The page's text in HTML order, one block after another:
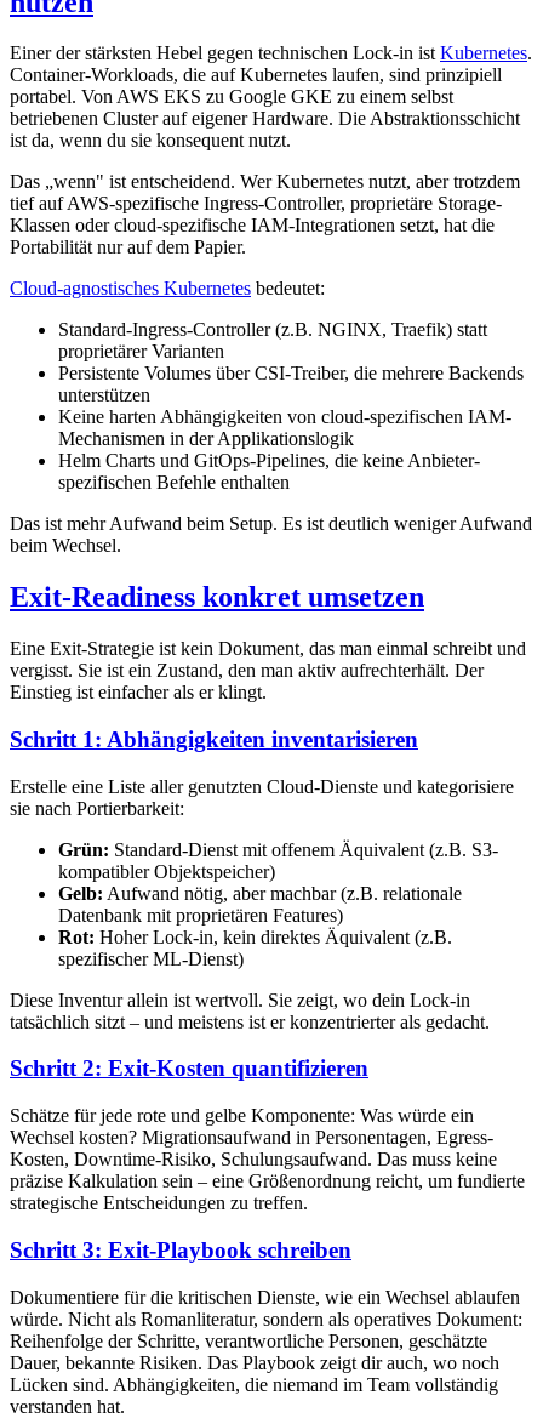
Einer der stärksten Hebel gegen technischen Lock-in istKubernetes.
Container-Workloads, die auf Kubernetes laufen, sind prinzipiell
portabel. Von AWS EKS zu Google GKE zu einem selbst
betriebenen Cluster auf eigener Hardware. Die Abstraktionsschicht
ist da, wenn du sie konsequent nutzt.
Das „wenn" ist entscheidend. Wer Kubernetes nutzt, aber trotzdem
tief auf AWS-spezifische Ingress-Controller, proprietäre Storage-
Klassen oder cloud-spezifische IAM-Integrationen setzt, hat die
Portabilität nur auf dem Papier.
Cloud-agnostisches Kubernetes bedeutet:
Standard-Ingress-Controller (z.B. NGINX, Traefik) statt
proprietärer Varianten
Persistente Volumes über CSI-Treiber, die mehrere Backends
unterstützen
Keine harten Abhängigkeiten von cloud-spezifischen IAM-
Mechanismen in der Applikationslogik
Helm Charts und GitOps-Pipelines, die keine Anbieter-
spezifischen Befehle enthalten
Das ist mehr Aufwand beim Setup. Es ist deutlich weniger Aufwand
beim Wechsel.
Exit-Readiness konkret umsetzen
Eine Exit-Strategie ist kein Dokument, das man einmal schreibt und
vergisst. Sie ist ein Zustand, den man aktiv aufrechterhält. Der
Einstieg ist einfacher als er klingt.
Schritt 1: Abhängigkeiten inventarisieren
Erstelle eine Liste aller genutzten Cloud-Dienste und kategorisiere
sie nach Portierbarkeit:
Grün: Standard-Dienst mit offenem Äquivalent (z.B. S3-
kompatibler Objektspeicher)
Gelb: Aufwand nötig, aber machbar (z.B. relationale
Datenbank mit proprietären Features)
Rot: Hoher Lock-in, kein direktes Äquivalent (z.B.
spezifischer ML-Dienst)
Diese Inventur allein ist wertvoll. Sie zeigt, wo dein Lock-in
tatsächlich sitzt – und meistens ist er konzentrierter als gedacht.
Schritt 2: Exit-Kosten quantifizieren
Schätze für jede rote und gelbe Komponente: Was würde ein
Wechsel kosten? Migrationsaufwand in Personentagen, Egress-
Kosten, Downtime-Risiko, Schulungsaufwand. Das muss keine
präzise Kalkulation sein – eine Größenordnung reicht, um fundierte
strategische Entscheidungen zu treffen.
Schritt 3: Exit-Playbook schreiben
Dokumentiere für die kritischen Dienste, wie ein Wechsel ablaufen
würde. Nicht als Romanliteratur, sondern als operatives Dokument:
Reihenfolge der Schritte, verantwortliche Personen, geschätzte
Dauer, bekannte Risiken. Das Playbook zeigt dir auch, wo noch
Lücken sind. Abhängigkeiten, die niemand im Team vollständig
verstanden hat.